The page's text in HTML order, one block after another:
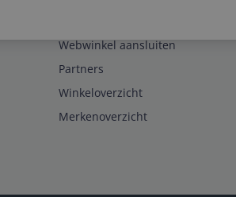
Webwinkel aansluiten
Partners
Winkeloverzicht
Merkenoverzicht